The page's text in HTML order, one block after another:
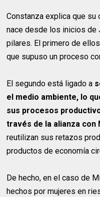
Constanza explica que
nace desde los inicios de
pilares. El primero de
que supuso un proceso
El segundo está ligado a
el medio ambiente, lo
sus procesos
través de la alianza con
reutilizan sus retazos
productos de economía
De hecho, en el caso de
hechos por mujeres en